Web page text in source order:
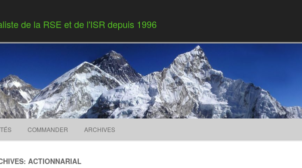
de la RSE et de l'ISR depuis 1996
COMMANDER ARCHIVES
ACTIONNARIAL